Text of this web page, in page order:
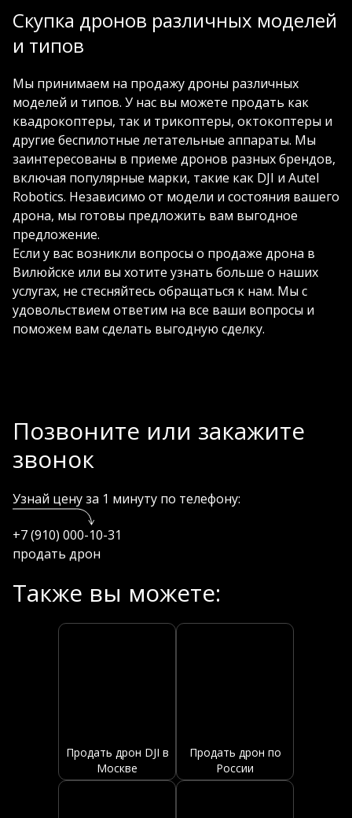
Скупка дронов различных моделей
и типов
Мы принимаем на продажу дроны различных
моделей и типов. У нас вы можете продать как
квадрокоптеры, так и трикоптеры, октокоптеры и
другие беспилотные летательные аппараты. Мы
заинтересованы в приеме дронов разных брендов,
включая популярные марки, такие как DJI и Autel
Robotics. Независимо от модели и состояния вашего
дрона, мы готовы предложить вам выгодное
предложение.
Если у вас возникли вопросы о продаже дрона в
Вилюйске или вы хотите узнать больше о наших
услугах, не стесняйтесь обращаться к нам. Мы с
удовольствием ответим на все ваши вопросы и
поможем вам сделать выгодную сделку.
Позвоните или закажите
звонок
Узнай цену за 1 минуту по телефону:
+7 (910) 000-10-31
продать дрон
Также вы можете:
Продать дрон DJI в
Москве
Продать дрон по
России